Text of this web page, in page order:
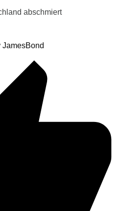
abschmiert
JamesBond